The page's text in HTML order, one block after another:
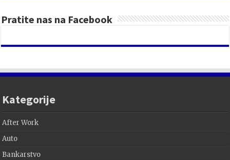
Pratite nas na Facebook
Kategorije
After Work
Auto
Bankarstvo